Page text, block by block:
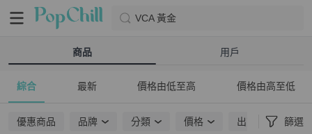
VCA 黃金
商品 用戶
綜合 最新 價格由低至高 價格由高至低
優惠商品 品牌 分類 價格 出貨地點 篩選